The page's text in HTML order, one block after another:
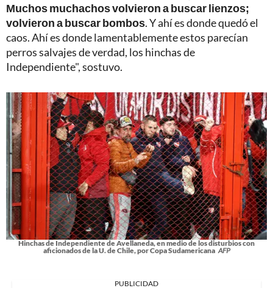
Muchos muchachos volvieron a buscar lienzos;
volvieron a buscar bombos. Y ahí es donde quedó el
caos. Ahí es donde lamentablemente estos parecían
perros salvajes de verdad, los hinchas de
Independiente", sostuvo.
Hinchas de Independiente de Avellaneda, en medio de los disturbios con
aficionados de la U. de Chile, por Copa Sudamericana AFP
PUBLICIDAD